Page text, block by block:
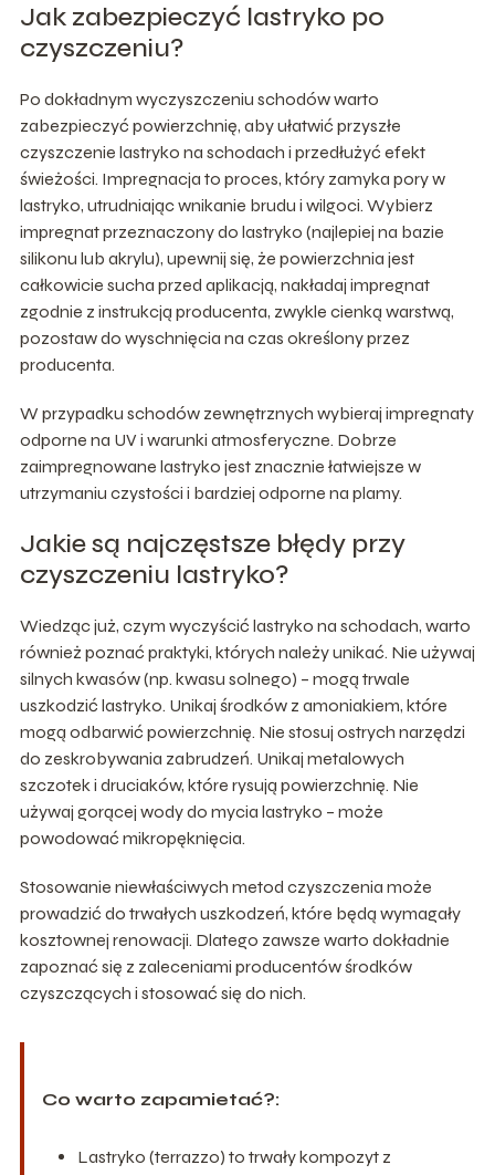
Jak zabezpieczyć lastryko po
czyszczeniu?
Po dokładnym wyczyszczeniu schodów warto
zabezpieczyć powierzchnię, aby ułatwić przyszłe
czyszczenie lastryko na schodach i przedłużyć efekt
świeżości. Impregnacja to proces, który zamyka pory w
lastryko, utrudniając wnikanie brudu i wilgoci. Wybierz
impregnat przeznaczony do lastryko (najlepiej na bazie
silikonu lub akrylu), upewnij się, że powierzchnia jest
całkowicie sucha przed aplikacją, nakładaj impregnat
zgodnie z instrukcją producenta, zwykle cienką warstwą,
pozostaw do wyschnięcia na czas określony przez
producenta.
W przypadku schodów zewnętrznych wybieraj impregnaty
odporne na UV i warunki atmosferyczne. Dobrze
zaimpregnowane lastryko jest znacznie łatwiejsze w
utrzymaniu czystości i bardziej odporne na plamy.
Jakie są najczęstsze błędy przy
czyszczeniu lastryko?
Wiedząc już, czym wyczyścić lastryko na schodach, warto
również poznać praktyki, których należy unikać. Nie używaj
silnych kwasów (np. kwasu solnego) – mogą trwale
uszkodzić lastryko. Unikaj środków z amoniakiem, które
mogą odbarwić powierzchnię. Nie stosuj ostrych narzędzi
do zeskrobywania zabrudzeń. Unikaj metalowych
szczotek i druciaków, które rysują powierzchnię. Nie
używaj gorącej wody do mycia lastryko – może
powodować mikropęknięcia.
Stosowanie niewłaściwych metod czyszczenia może
prowadzić do trwałych uszkodzeń, które będą wymagały
kosztownej renowacji. Dlatego zawsze warto dokładnie
zapoznać się z zaleceniami producentów środków
czyszczących i stosować się do nich.
Co warto zapamietać?:
Lastryko (terrazzo) to trwały kompozyt z